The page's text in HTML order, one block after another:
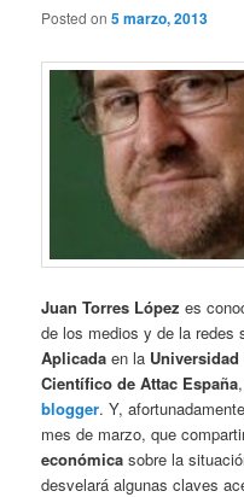
Posted on5 marzo, 2013
Juan Torres López es
de los medios y de la
Aplicadaen la
Científico de Attac España
blogger. Y,
mes de marzo, que
económica sobre la
desvelará algunas claves